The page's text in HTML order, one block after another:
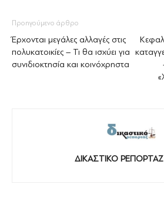
Προηγούμενο άρθρο
Έρχονται μεγάλες αλλαγές στις
πολυκατοικίες – Τι θα ισχύει για
συνιδιοκτησία και κοινόχρηστα
ΔΙΚΑΣΤΙΚΟ ΡΕΠΟΡΤΑΖ